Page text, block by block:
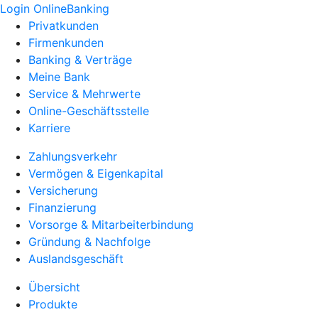
Login OnlineBanking
Privatkunden
Firmenkunden
Banking & Verträge
Meine Bank
Service & Mehrwerte
Online-Geschäftsstelle
Karriere
Zahlungsverkehr
Vermögen & Eigenkapital
Versicherung
Finanzierung
Vorsorge & Mitarbeiterbindung
Gründung & Nachfolge
Auslandsgeschäft
Übersicht
Produkte